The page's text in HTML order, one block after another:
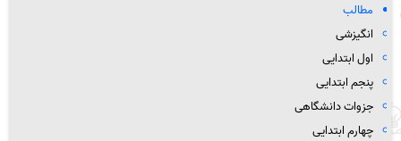
مطالب
انگیزشی
اول ابتدایی
پنجم ابتدایی
جزوات دانشگاهی
چهارم ابتدایی